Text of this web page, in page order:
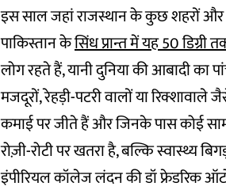
इस साल जहां राजस्थान के कुछ शहरों और
पाकिस्तान केसिंध प्रान्त में यह 50 डिग्री
लोग रहते हैं, यानी दुनिया की आबादी का
मजदूरों, रेहड़ी-पटरी वालों या रिक्शावाले
कमाई पर जीते हैं और जिनके पास कोई
रोज़ी-रोटी पर खतरा है, बल्कि स्वास्थ्य
इंपीरियल कॉलेज लंदन की डॉ फ्रेडरिक